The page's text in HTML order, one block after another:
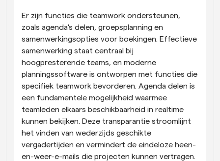
Er zijn functies die teamwork ondersteunen,
zoals agenda's delen, groepsplanning en
samenwerkingsopties voor boekingen. Effectieve
samenwerking staat centraal bij
hoogpresterende teams, en moderne
planningssoftware is ontworpen met functies die
specifiek teamwork bevorderen. Agenda delen is
een fundamentele mogelijkheid waarmee
teamleden elkaars beschikbaarheid in realtime
kunnen bekijken. Deze transparantie stroomlijnt
het vinden van wederzijds geschikte
vergadertijden en vermindert de eindeloze heen-
en-weer-e-mails die projecten kunnen vertragen.